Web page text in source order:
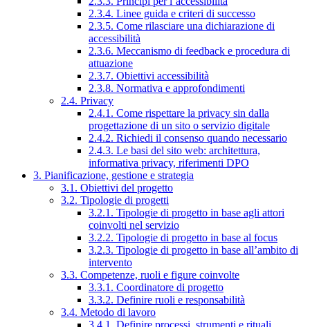
2.3.4. Linee guida e criteri di successo
2.3.5. Come rilasciare una dichiarazione di
accessibilità
2.3.6. Meccanismo di feedback e procedura di
attuazione
2.3.7. Obiettivi accessibilità
2.3.8. Normativa e approfondimenti
2.4. Privacy
2.4.1. Come rispettare la privacy sin dalla
progettazione di un sito o servizio digitale
2.4.2. Richiedi il consenso quando necessario
2.4.3. Le basi del sito web: architettura,
informativa privacy, riferimenti DPO
3. Pianificazione, gestione e strategia
3.1. Obiettivi del progetto
3.2. Tipologie di progetti
3.2.1. Tipologie di progetto in base agli attori
coinvolti nel servizio
3.2.2. Tipologie di progetto in base al focus
3.2.3. Tipologie di progetto in base all’ambito di
intervento
3.3. Competenze, ruoli e figure coinvolte
3.3.1. Coordinatore di progetto
3.3.2. Definire ruoli e responsabilità
3.4. Metodo di lavoro
3.4.1. Definire processi, strumenti e rituali